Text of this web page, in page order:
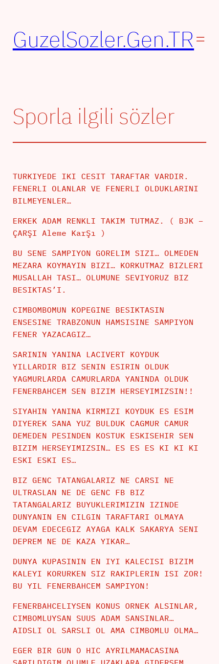
GuzelSozler.Gen.TR
Sporla ilgili sözler
TURKIYEDE IKI CESIT TARAFTAR VARDIR.
FENERLI OLANLAR VE FENERLI OLDUKLARINI
BILMEYENLER…
ERKEK ADAM RENKLI TAKIM TUTMAZ. ( BJK –
ÇARŞI Aleme KarŞı )
BU SENE SAMPIYON GORELIM SIZI… OLMEDEN
MEZARA KOYMAYIN BIZI… KORKUTMAZ BIZLERI
MUSALLAH TASI… OLUMUNE SEVIYORUZ BIZ
BESIKTAS’I.
CIMBOMBOMUN KOPEGINE BESIKTASIN
ENSESINE TRABZONUN HAMSISINE SAMPIYON
FENER YAZACAGIZ…
SARININ YANINA LACIVERT KOYDUK
YILLARDIR BIZ SENIN ESIRIN OLDUK
YAGMURLARDA CAMURLARDA YANINDA OLDUK
FENERBAHCEM SEN BIZIM HERSEYIMIZSIN!!
SIYAHIN YANINA KIRMIZI KOYDUK ES ESIM
DIYEREK SANA YUZ BULDUK CAGMUR CAMUR
DEMEDEN PESINDEN KOSTUK ESKISEHIR SEN
BIZIM HERSEYIMIZSIN… ES ES ES KI KI KI
ESKI ESKI ES…
BIZ GENC TATANGALARIZ NE CARSI NE
ULTRASLAN NE DE GENC FB BIZ
TATANGALARIZ BUYUKLERIMIZIN IZINDE
DUNYANIN EN CILGIN TARAFTARI OLMAYA
DEVAM EDECEGIZ AYAGA KALK SAKARYA SENI
DEPREM NE DE KAZA YIKAR…
DUNYA KUPASININ EN IYI KALECISI BIZIM
KALEYI KORURKEN SIZ RAKIPLERIN ISI ZOR!
BU YIL FENERBAHCEM SAMPIYON!
FENERBAHCELIYSEN KONUS ORNEK ALSINLAR,
CIMBOMLUYSAN SUUS ADAM SANSINLAR…
AIDSLI OL SARSLI OL AMA CIMBOMLU OLMA…
EGER BIR GUN O HIC AYRILMAMACASINA